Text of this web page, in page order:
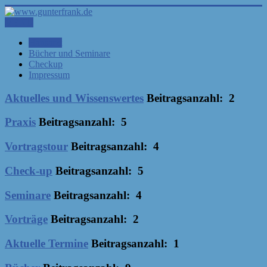
Bücher und Seminare
Checkup
Impressum
Aktuelles und Wissenswertes Beitragsanzahl: 2
Praxis Beitragsanzahl: 5
Vortragstour Beitragsanzahl: 4
Check-up Beitragsanzahl: 5
Seminare Beitragsanzahl: 4
Vorträge Beitragsanzahl: 2
Aktuelle Termine Beitragsanzahl: 1